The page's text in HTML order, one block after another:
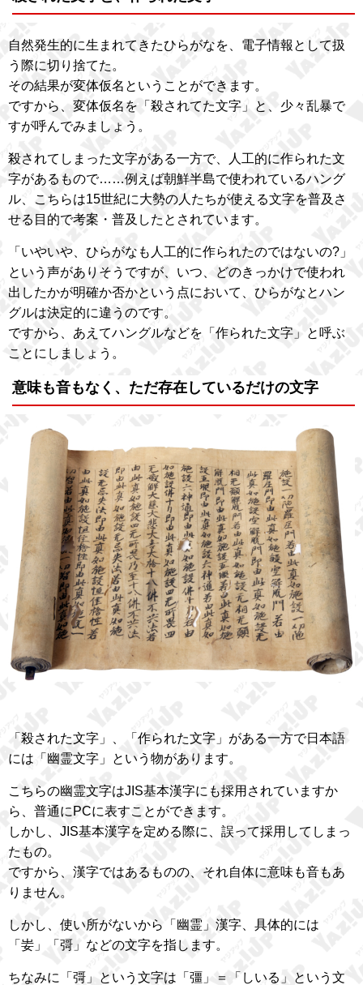
自然発生的に生まれてきたひらがなを、電子情報として扱
う際に切り捨てた。
その結果が変体仮名ということができます。
ですから、変体仮名を「殺されてた文字」と、少々乱暴で
すが呼んでみましょう。
殺されてしまった文字がある一方で、人工的に作られた文
字があるもので……例えば朝鮮半島で使われているハング
ル、こちらは15世紀に大勢の人たちが使える文字を普及さ
せる目的で考案・普及したとされています。
「いやいや、ひらがなも人工的に作られたのではないの?」
という声がありそうですが、いつ、どのきっかけで使われ
出したかが明確か否かという点において、ひらがなとハン
グルは決定的に違うのです。
ですから、あえてハングルなどを「作られた文字」と呼ぶ
ことにしましょう。
意味も音もなく、ただ存在しているだけの文字
「殺された文字」、「作られた文字」がある一方で日本語
には「幽霊文字」という物があります。
こちらの幽霊文字はJIS基本漢字にも採用されていますか
ら、普通にPCに表すことができます。
しかし、JIS基本漢字を定める際に、誤って採用してしまっ
たもの。
ですから、漢字ではあるものの、それ自体に意味も音もあ
りません。
しかし、使い所がないから「幽霊」漢字、具体的には
「妛」「彁」などの文字を指します。
ちなみに「彁」という文字は「彊」＝「しいる」という文